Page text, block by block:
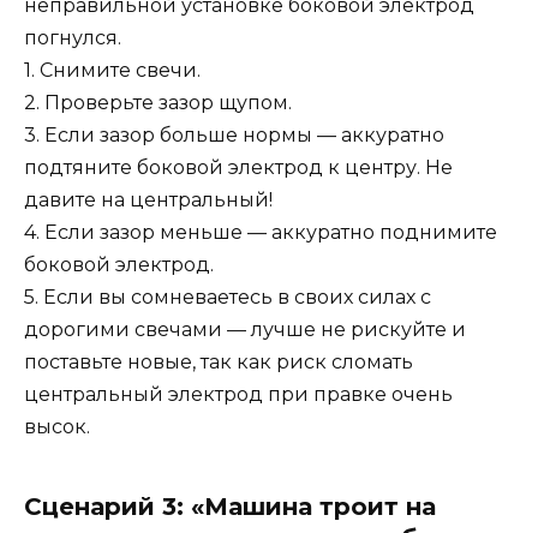
неправильной установке боковой электрод
погнулся.
1. Снимите свечи.
2. Проверьте зазор щупом.
3. Если зазор больше нормы — аккуратно
подтяните боковой электрод к центру. Не
давите на центральный!
4. Если зазор меньше — аккуратно поднимите
боковой электрод.
5. Если вы сомневаетесь в своих силах с
дорогими свечами — лучше не рискуйте и
поставьте новые, так как риск сломать
центральный электрод при правке очень
высок.
Сценарий 3: «Машина троит на